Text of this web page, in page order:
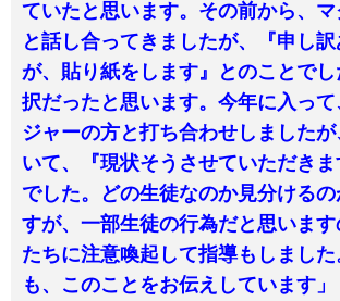
ていたと思います。その前から、マ
と話し合ってきましたが、『申し
が、貼り紙をします』とのことで
択だったと思います。今年に入っ
ジャーの方と打ち合わせしました
いて、『現状そうさせていただきま
でした。どの生徒なのか見分ける
すが、一部生徒の行為だと思います
たちに注意喚起して指導もしまし
も、このことをお伝えしています」